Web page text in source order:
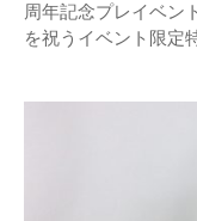
周年記念プレイベン
を祝うイベント限定